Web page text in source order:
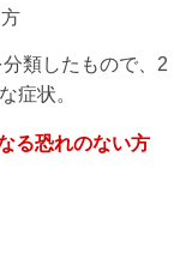
類したもので、2
症状。
る恐れのない方